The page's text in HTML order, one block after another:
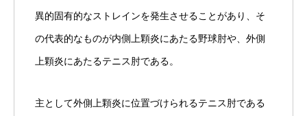
異的固有的なストレインを発生させることがあり、そ
の代表的なものが内側上顆炎にあたる野球肘や、外側
上顆炎にあたるテニス肘である。
主として外側上顆炎に位置づけられるテニス肘である